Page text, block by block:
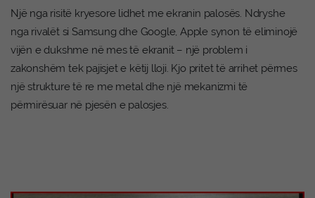
Një nga risitë kryesore lidhet me ekranin palosës. Ndryshe
nga rivalët si Samsung dhe Google, Apple synon të eliminojë
vijën e dukshme në mes të ekranit – një problem i
zakonshëm tek pajisjet e këtij lloji. Kjo pritet të arrihet përmes
një strukture të re me metal dhe një mekanizmi të
përmirësuar në pjesën e palosjes.